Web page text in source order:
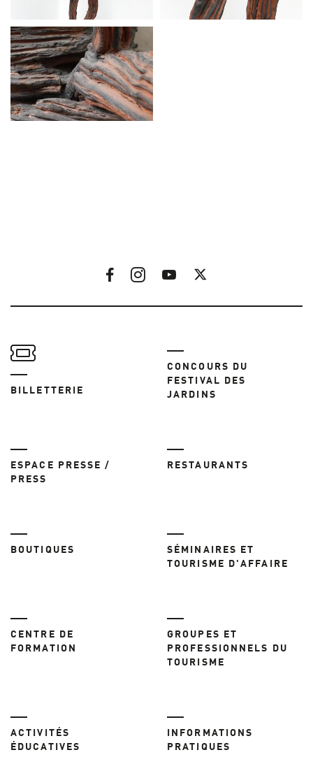
BILLETTERIE
CONCOURS DU
FESTIVAL DES
JARDINS
ESPACE PRESSE /
PRESS
RESTAURANTS
BOUTIQUES
SÉMINAIRES ET
TOURISME D'AFFAIRE
CENTRE DE
FORMATION
GROUPES ET
PROFESSIONNELS DU
TOURISME
ACTIVITÉS
ÉDUCATIVES
INFORMATIONS
PRATIQUES